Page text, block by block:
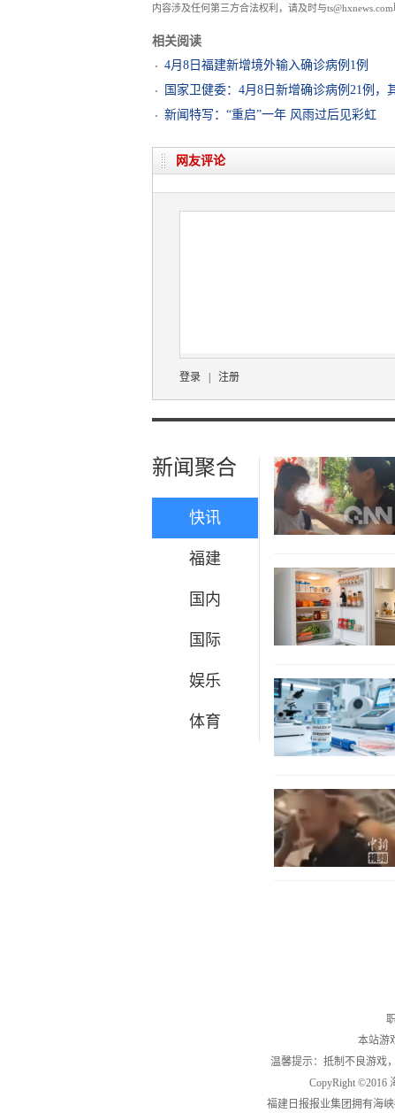
内容涉及任何第三方合法权利，请及时与
相关阅读
4月8日福建新增境外输入确诊病例1例
国家卫健委：4月8日新增确诊病例21例，
新闻特写：“重启”一年 风雨过后见彩虹
网友评论
登录 注册
新闻聚合
快讯
福建
国内
国际
娱乐
体育
本站游
温馨提示：抵制不良游戏
CopyRight ©2016
福建日报报业集团拥有海